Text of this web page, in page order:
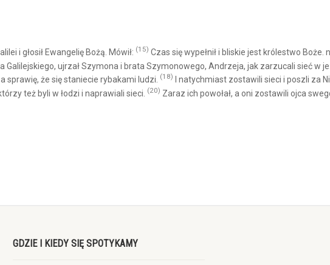
i głosił Ewangelię Bożą. Mówił: (15) Czas się wypełnił i bliskie jest królestwo Boże.
Galilejskiego, ujrzał Szymona i brata Szymonowego, Andrzeja, jak zarzucali sieć w
sprawię, że się staniecie rybakami ludzi. (18) I natychmiast zostawili sieci i poszli za
też byli w łodzi i naprawiali sieci. (20) Zaraz ich powołał, a oni zostawili ojca
GDZIE I KIEDY SIĘ SPOTYKAMY